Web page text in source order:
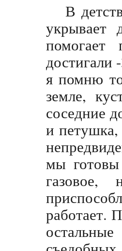
В
укрывает
я помню
земле,
соседние
и
мы
газовое,
работает.